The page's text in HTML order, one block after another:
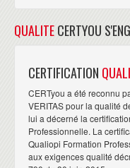
QUALITECERTYOU
CERTIFICATION
CERTyou a été reconnu
VERITAS pour la qualité
lui a décerné la
Professionnelle. La
Qualiopi Formation
aux exigences qualité